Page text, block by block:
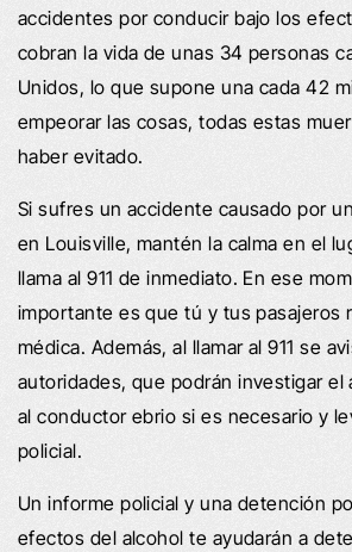
accidentes por conducir bajo los
cobran la vida de unas 34 personas
Unidos, lo que supone una cada 42
empeorar las cosas, todas estas
haber evitado.
Si sufres un accidente causado por
en Louisville, mantén la calma en el
llama al 911 de inmediato. En ese
importante es que tú y tus pasajeros
médica. Además, al llamar al 911 se
autoridades, que podrán investigar
al conductor ebrio si es necesario y
policial.
Un informe policial y una detención
efectos del alcohol te ayudarán a